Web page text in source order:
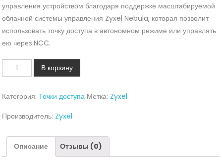
управления устройством благодаря поддержке масштабируемой
облачной системы управления Zyxel Nebula, которая позволит
использовать точку доступа в автономном режиме или управлять
ею через NCC.
Количество
Wi-
точка
доступа
NWA1123ACV3
В корзину
Категория:Точки доступа Метка: Zyxel
Производитель: Zyxel
Описание Отзывы (0)